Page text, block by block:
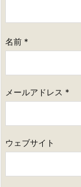
名前 *
メールアドレス *
ウェブサイト